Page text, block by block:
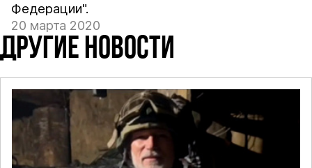
Федерации".
20 марта 2020
ДРУГИЕ НОВОСТИ